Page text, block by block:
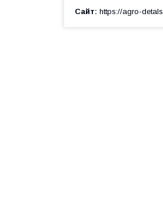
Сайт https://agro-